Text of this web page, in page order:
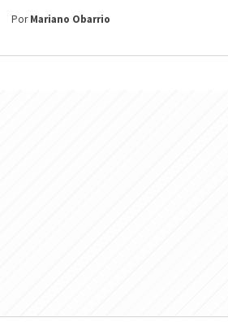
PorMariano Obarrio